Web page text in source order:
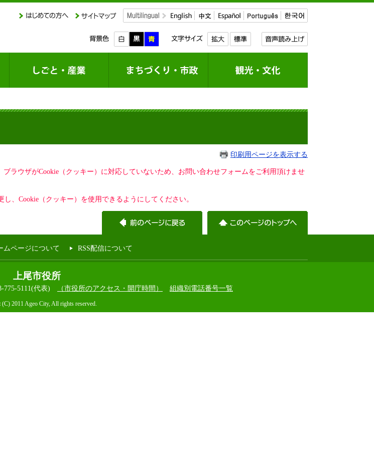
印刷用ページを表示する
ラウザがCookie（クッキー）に対応していないため、お問い合わせフォームをご利用頂けませ
、Cookie（クッキー）を使用できるようにしてください。
ムページについて RSS配信について
上尾市役所
775-5111(代表) （市役所のアクセス・開庁時間） 組織別電話番号一覧
2011 Ageo City, All rights reserved.